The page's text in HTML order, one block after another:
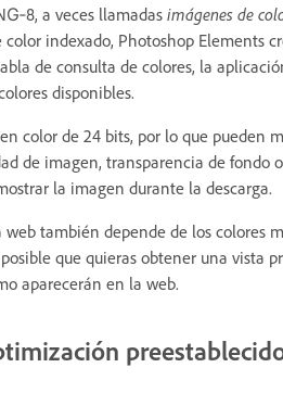
a veces llamadas imágenes de
indexado, Photoshop Elements
de consulta de colores, la
disponibles.
color de 24 bits, por lo que pueden
de imagen, transparencia de
la imagen durante la descarga.
también depende de los colores
que quieras obtener una vista
aparecerán en la web.